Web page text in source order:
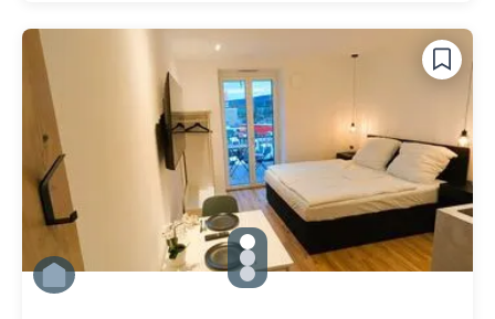
gallery.slide_selector
Zu Slide 1 wechseln
Zu Slide 2 wechseln
Zu Slide 3 wechseln